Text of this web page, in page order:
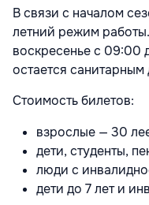
В связи с началом
летний режим
воскресенье с 09:00
остается санитарным
Стоимость билетов:
взрослые — 30
дети, студенты,
люди с
дети до 7 лет и